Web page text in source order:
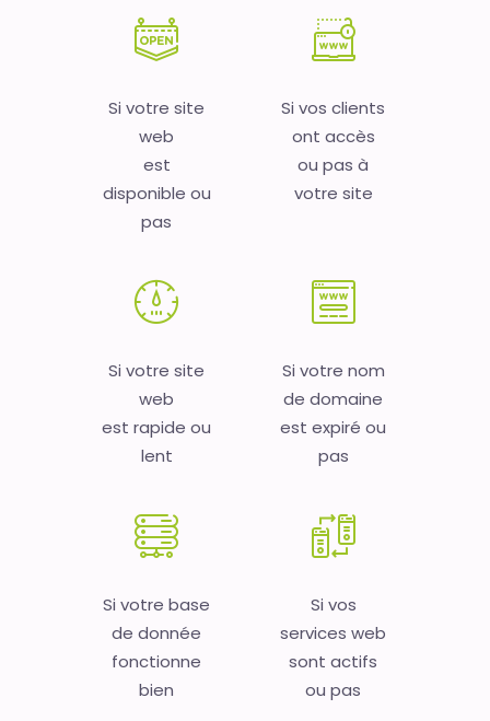
Si votre site
web
est
disponible ou
pas
Si vos clients
ont accès
ou pas à
votre site
Si votre site
web
est rapide ou
lent
Si votre nom
de domaine
est expiré ou
pas
Si votre base
de donnée
fonctionne
bien
Si vos
services web
sont actifs
ou pas